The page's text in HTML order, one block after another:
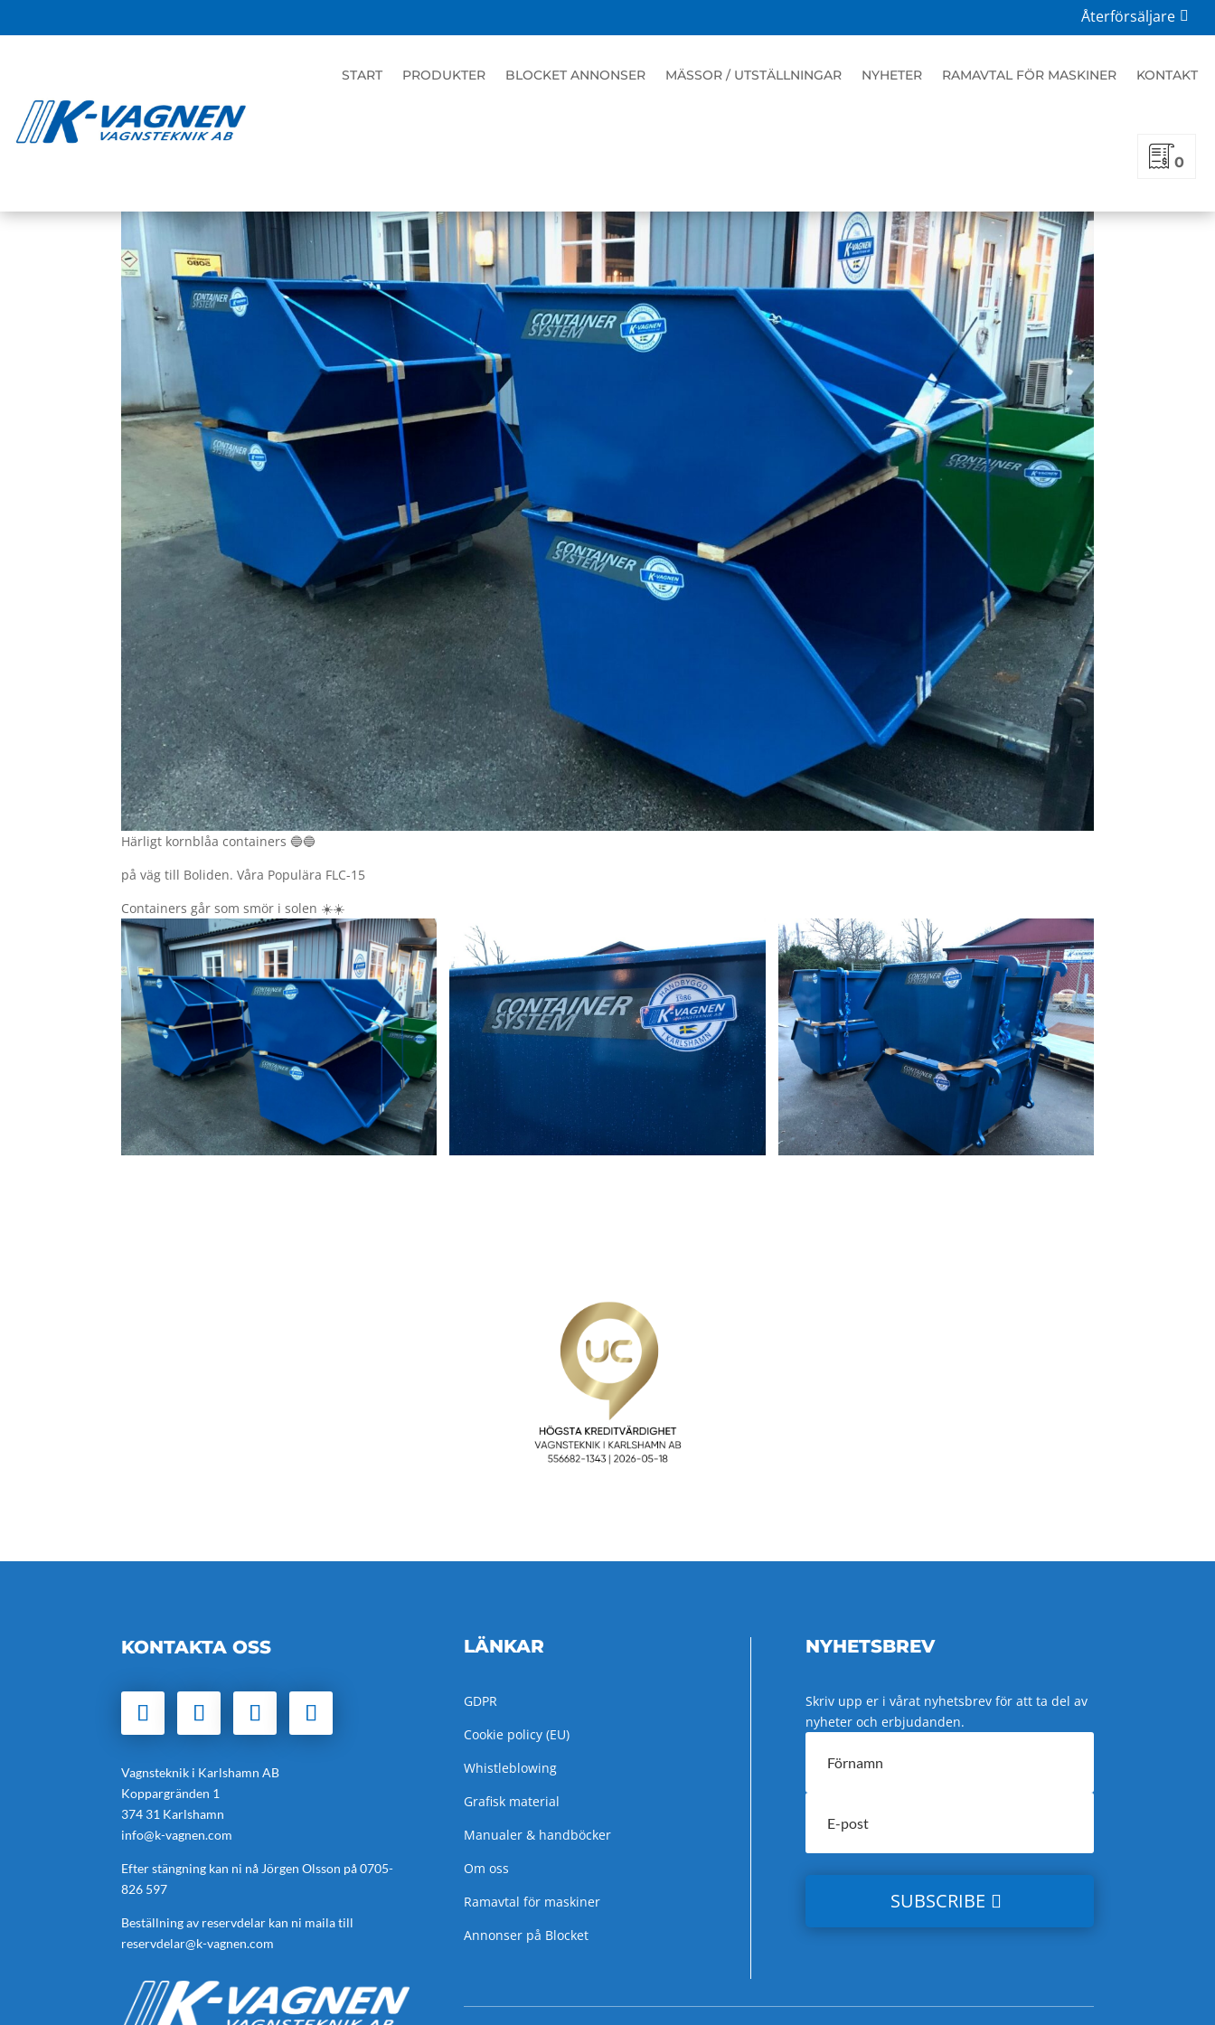
Återförsäljare
START PRODUKTER BLOCKET ANNONSER MÄSSOR / UTSTÄLLNINGAR NYHETER RAMAVTAL FÖR MASKINER KONTAKT
0
Härligt kornblåa containers 🔵🔵
på väg till Boliden. Våra Populära FLC-15
Containers går som smör i solen ☀️☀️
KONTAKTA OSS
Vagnsteknik i Karlshamn AB
Koppargränden 1
374 31 Karlshamn
info@k-vagnen.com
Efter stängning kan ni nå Jörgen Olsson på0705-
826 597
Beställning av reservdelar kan ni maila till
reservdelar@k-vagnen.com
LÄNKAR
GDPR
Cookie policy (EU)
Whistleblowing
Grafisk material
Manualer & handböcker
Om oss
Ramavtal för maskiner
Annonser på Blocket
NYHETSBREV
Skriv upp er i vårat nyhetsbrev för att ta del av
nyheter och erbjudanden.
SUBSCRIBE